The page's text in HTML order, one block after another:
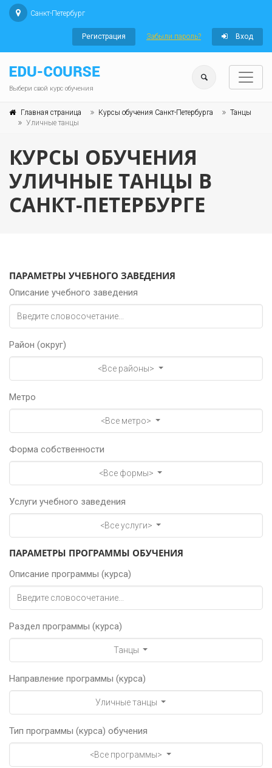
Санкт-Петербург
Регистрация Забыли пароль? Вход
Выбери свой курс обучения
Главная страница Курсы обучения Санкт-Петербурга
Танцы
Уличные танцы
КУРСЫ ОБУЧЕНИЯ
УЛИЧНЫЕ ТАНЦЫ В
САНКТ-ПЕТЕРБУРГЕ
ПАРАМЕТРЫ УЧЕБНОГО ЗАВЕДЕНИЯ
Описание учебного заведения
Район (округ)
<Все районы>
Метро
<Все метро>
Форма собственности
<Все формы>
Услуги учебного заведения
<Все услуги>
ПАРАМЕТРЫ ПРОГРАММЫ ОБУЧЕНИЯ
Описание программы (курса)
Раздел программы (курса)
Танцы
Направление программы (курса)
Уличные танцы
Тип программы (курса) обучения
<Все программы>